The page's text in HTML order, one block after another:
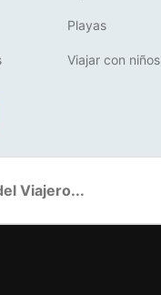
Playas
Viajar con niños